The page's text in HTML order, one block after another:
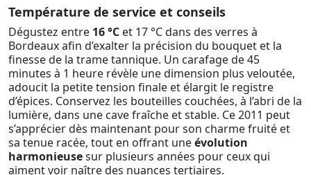
Température de service et conseils
Dégustez entre 16 °C et 17 °C dans des verres à
Bordeaux afin d’exalter la précision du bouquet et la
finesse de la trame tannique. Un carafage de 45
minutes à 1 heure révèle une dimension plus veloutée,
adoucit la petite tension finale et élargit le registre
d’épices. Conservez les bouteilles couchées, à l’abri de la
lumière, dans une cave fraîche et stable. Ce 2011 peut
s’apprécier dès maintenant pour son charme fruité et
sa tenue racée, tout en offrant uneévolution
harmonieusesur plusieurs années pour ceux qui
aiment voir naître des nuances tertiaires.